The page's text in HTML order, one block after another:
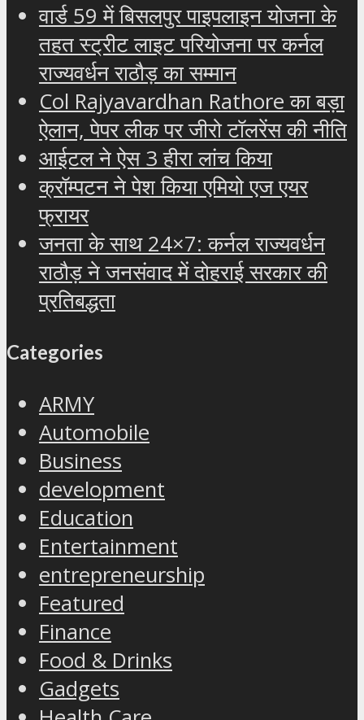
वार्ड 59 में बिसलपुर पाइपलाइन योजना के
तहत स्ट्रीट लाइट परियोजना पर कर्नल
राज्यवर्धन राठौड़ का सम्मान
Col Rajyavardhan Rathore का बड़ा
ऐलान, पेपर लीक पर जीरो टॉलरेंस की नीति
आईटल ने ऐस 3 हीरा लांच किया
क्रॉम्पटन ने पेश किया एमियो एज एयर
फ्रायर
जनता के साथ 24×7: कर्नल राज्यवर्धन
राठौड़ ने जनसंवाद में दोहराई सरकार की
प्रतिबद्धता
Categories
ARMY
Automobile
Business
development
Education
Entertainment
entrepreneurship
Featured
Finance
Food & Drinks
Gadgets